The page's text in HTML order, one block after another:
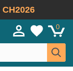
CH2026
0